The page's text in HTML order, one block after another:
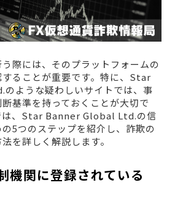
際には、そのプラットフォームの
ることが重要です。特に、Star
ような疑わしいサイトでは、事
基準を持っておくことが大切で
は、Star Banner Global Ltd.の信
5つのステップを紹介し、詐欺の
を詳しく解説します。
機関に登録されている